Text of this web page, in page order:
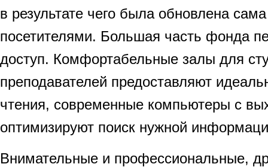
в результате чего была обновлена
посетителями. Большая часть фонда
доступ. Комфортабельные залы для
преподавателей предоставляют
чтения, современные компьютеры с
оптимизируют поиск нужной
Внимательные и профессиональные,